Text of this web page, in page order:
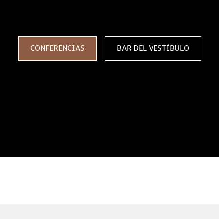
CONFERENCIAS BAR DEL VESTÍBULO